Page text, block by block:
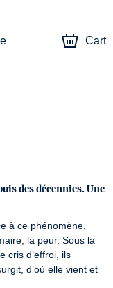
Cart
des décennies. Une
à ce phénomène,
la peur. Sous la
cris d’effroi, ils
d’où elle vient et